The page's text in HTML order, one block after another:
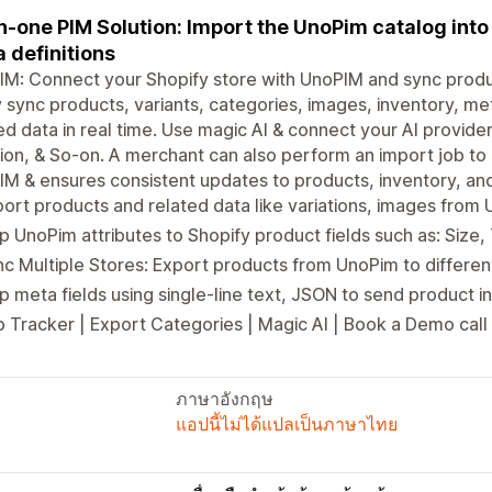
one PIM Solution: Import the UnoPim catalog
definitions
Connect your Shopify store with UnoPIM and sync
sync products, variants, categories, images, inventory,
data in real time. Use magic AI & connect your AI
& So-on. A merchant can also perform an import job
& ensures consistent updates to products, inventory,
products and related data like variations, images from
UnoPim attributes to Shopify product fields such as: Size,
Multiple Stores: Export products from UnoPim to
meta fields using single-line text, JSON to send product
Tracker | Export Categories | Magic AI | Book a Demo
ภาษาอังกฤษ
แอปนี้ไม่ได้แปลเป็นภาษาไทย